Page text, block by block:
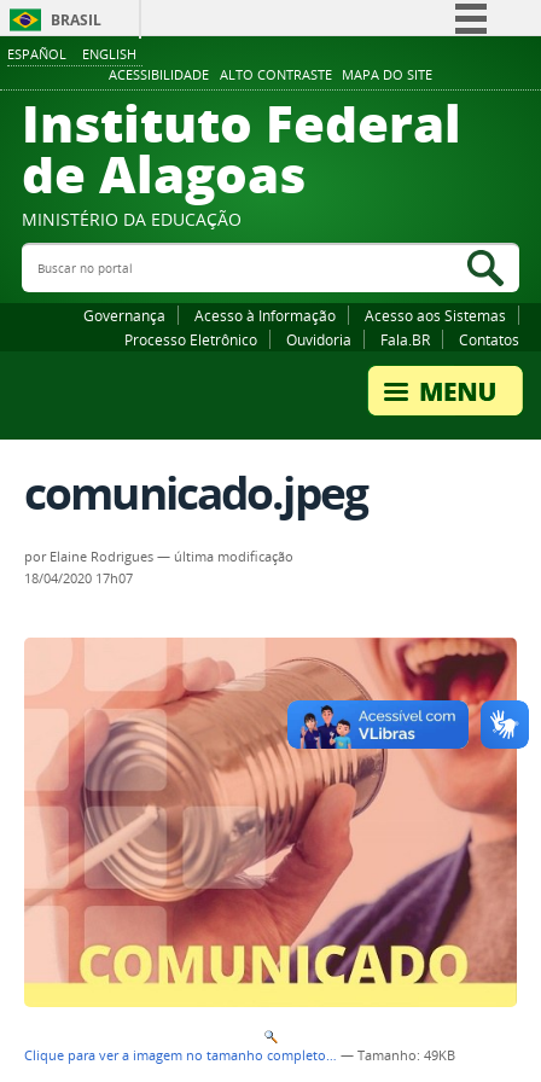
ESPAÑOL ENGLISH
ACESSIBILIDADE ALTO CONTRASTE MAPA DO SITE
BRASIL
Comunica BR
Participe
Canais
Instituto Federal
de Alagoas
MINISTÉRIO DA EDUCAÇÃO
Buscar no portal
Governança Acesso à Informação
Acesso aos Sistemas
Processo Eletrônico
Ouvidoria Fala.BR Contatos
comunicado.jpeg
por Elaine Rodrigues — última modificação
18/04/2020 17h07
Clique para ver a imagem no tamanho completo… — Tamanho: 49KB